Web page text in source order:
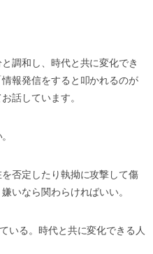
調和し、時代と共に変化でき
報発信をすると叩かれるのが
お話しています。
否定したり執拗に攻撃して傷
いなら関わらければいい。
いる。時代と共に変化できる人